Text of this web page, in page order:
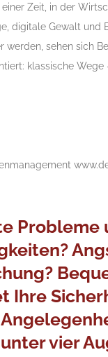
einer Zeit, in der
digitale Gewalt und
werden, sehen sich
klassische Wege
Probleme
Ihre
vier